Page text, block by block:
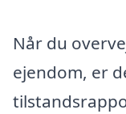
Når du
ejendom, er